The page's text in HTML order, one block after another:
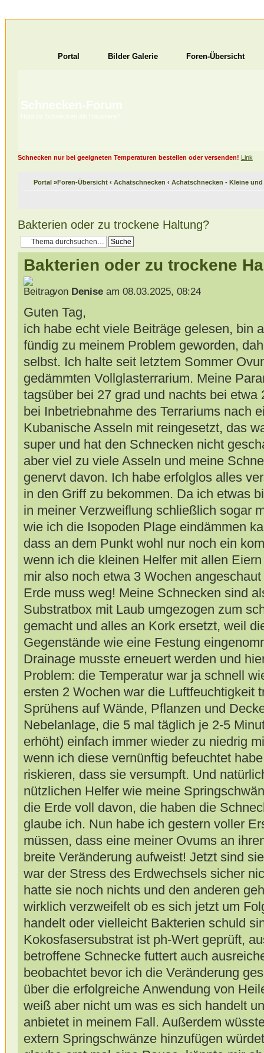
Portal Bilder Galerie Foren-Übersicht
Schnecken-Forum
Habt ihr Schnecken als Haustiere?
Schnecken nur bei geeigneten Temperaturen bestellen oder versenden! Link
Portal»Foren-Übersicht ‹ Achatschnecken ‹ Achatschnecken - Kleine
Bakterien oder zu trockene Haltung?
Bakterien oder zu trockene
von Deniseam 08.03.2025, 08:24
Guten Tag,
ich habe echt viele Beiträge gelesen, bin
fündig zu meinem Problem geworden,
selbst. Ich halte seit letztem Sommer
gedämmten Vollglasterrarium. Meine
tagsüber bei 27 grad und nachts bei etwa
bei Inbetriebnahme des Terrariums nach
Kubanische Asseln mit reingesetzt, das
super und hat den Schnecken nicht
aber viel zu viele Asseln und meine
genervt davon. Ich habe erfolglos alles
in den Griff zu bekommen. Da ich etwas
in meiner Verzweiflung schließlich sogar
wie ich die Isopoden Plage eindämmen
dass an dem Punkt wohl nur noch ein
wenn ich die kleinen Helfer mit allen
mir also noch etwa 3 Wochen
Erde muss weg! Meine Schnecken sind
Substratbox mit Laub umgezogen zum
gemacht und alles an Kork ersetzt, weil
Gegenstände wie eine Festung
Drainage musste erneuert werden und
Problem: die Temperatur war ja schnell
ersten 2 Wochen war die Luftfeuchtigkeit
Sprühens auf Wände, Pflanzen und
Nebelanlage, die 5 mal täglich je 2-5
erhöht) einfach immer wieder zu niedrig
wenn ich diese vernünftig befeuchtet
riskieren, dass sie versumpft. Und
nützlichen Helfer wie meine
die Erde voll davon, die haben die
glaube ich. Nun habe ich gestern voller
müssen, dass eine meiner Ovums an
breite Veränderung aufweist! Jetzt sind
war der Stress des Erdwechsels sicher
hatte sie noch nichts und den anderen
wirklich verzweifelt ob es sich jetzt um
handelt oder vielleicht Bakterien schuld
Kokosfasersubstrat ist ph-Wert geprüft,
betroffene Schnecke futtert auch
beobachtet bevor ich die Veränderung
über die erfolgreiche Anwendung von
weiß aber nicht um was es sich handelt
anbietet in meinem Fall. Außerdem
extern Springschwänze hinzufügen